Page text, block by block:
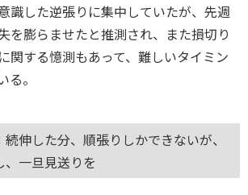
識した逆張りに集中していたが、先週
を膨らませたと推測され、また損切り
関する憶測もあって、難しいタイミン
る。
伸した分、順張りしかできないが、
、一旦見送りを